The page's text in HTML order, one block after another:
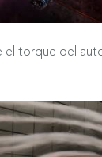
el torque del